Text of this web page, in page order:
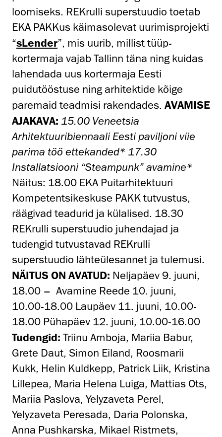
loomiseks. REKrulli superstuudio toetab
EKA PAKKus käimasolevat uurimisprojekti
“sLender”, mis uurib, millist tüüp-
kortermaja vajab Tallinn täna ning kuidas
lahendada uus kortermaja Eesti
puidutööstuse ning arhitektide kõige
paremaid teadmisi rakendades. AVAMISE
AJAKAVA: 15.00 Veneetsia
Arhitektuuribiennaali Eesti paviljoni viie
parima töö ettekanded* 17.30
Installatsiooni “Steampunk” avamine*
Näitus: 18.00 EKA Puitarhitektuuri
Kompetentsikeskuse PAKK tutvustus,
räägivad teadurid ja külalised. 18.30
REKrulli superstuudio juhendajad ja
tudengid tutvustavad REKrulli
superstuudio lähteülesannet ja tulemusi.
NÄITUS ON AVATUD: Neljapäev 9. juuni,
18.00 – Avamine Reede 10. juuni,
10.00-18.00 Laupäev 11. juuni, 10.00-
18.00 Pühapäev 12. juuni, 10.00-16.00
Tudengid: Triinu Amboja, Mariia Babur,
Grete Daut, Simon Eiland, Roosmarii
Kukk, Helin Kuldkepp, Patrick Liik, Kristina
Lillepea, Maria Helena Luiga, Mattias Ots,
Mariia Paslova, Yelyzaveta Perel,
Yelyzaveta Peresada, Daria Polonska,
Anna Pushkarska, Mikael Ristmets,